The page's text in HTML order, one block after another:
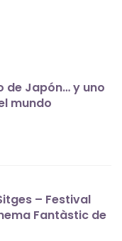
de Japón… y uno
mundo
– Festival
Fantàstic de